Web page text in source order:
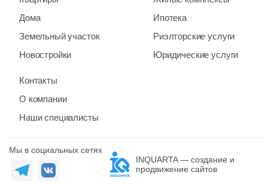
Дома
Земельный участок
Новостройки
Ипотека
Риэлторские услуги
Юридические услуги
Контакты
О компании
Наши специалисты
Мы в социальных сетях
INQUARTA — создание и
продвижение сайтов